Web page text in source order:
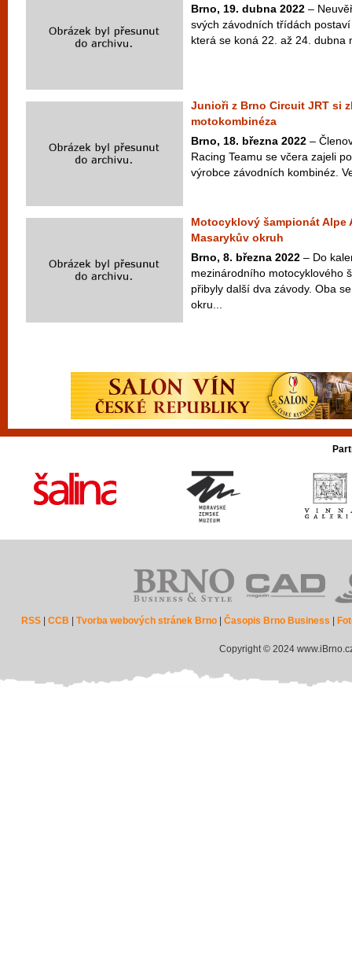
Brno, 19. dubna 2022 –
svých závodních třídách
která se koná 22. až 24. dubna
Junioři z Brno Circuit JRT si
motokombinéza
Brno, 18. března 2022 –
Racing Teamu se včera zajeli
výrobce závodních kombinéz.
Motocyklový šampionát Alpe
Masarykův okruh
Brno, 8. března 2022 – Do
mezinárodního motocyklového
přibyly další dva závody. Oba
okru...
RSS |CCB |Tvorba webových stránek Brno |Časopis Brno Business
Copyright © 2024